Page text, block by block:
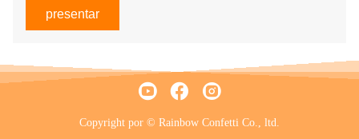
presentar
Copyright por © Rainbow Confetti Co., ltd.